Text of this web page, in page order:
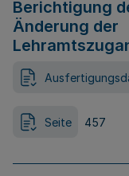
Berichtigung
Änderung der
Seite 457